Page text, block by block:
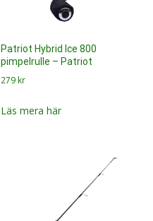
Patriot Hybrid Ice 800
pimpelrulle – Patriot
279 kr
Läs mera här